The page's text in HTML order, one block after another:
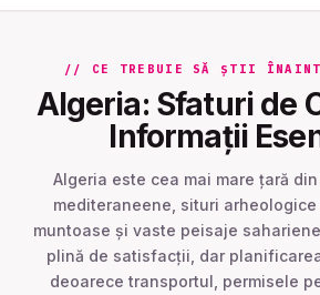
// CE TREBUIE SĂ ȘTII
Algeria: Sfaturi de
Informații
Algeria este cea mai mare țară
mediteraneene, situri
muntoase și vaste peisaje
plină de satisfacții, dar
deoarece transportul, permisele